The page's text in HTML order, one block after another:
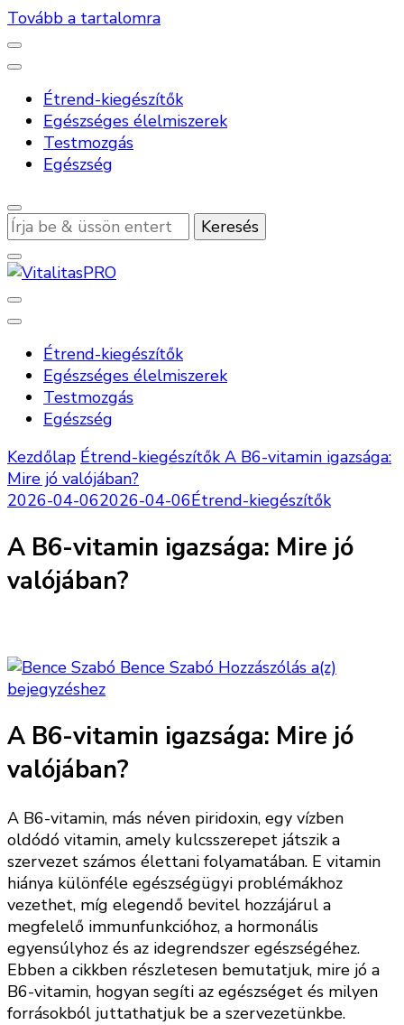
Tovább a tartalomra
Étrend-kiegészítők
Egészséges élelmiszerek
Testmozgás
Egészség
Keres
valamit?
VitalitasPRO
Étrend-kiegészítők
Egészséges élelmiszerek
Testmozgás
Egészség
Kezdőlap Étrend-kiegészítőkA B6-vitamin igazsága:
Mire jó valójában?
2026-04-062026-04-06Étrend-kiegészítők
A B6-vitamin igazsága: Mire jó
valójában?
Bence Szabó Hozzászólás a(z)
igazsága:
Mire
bejegyzéshez
A B6-vitamin igazsága: Mire jó
valójában?
A B6-vitamin, más néven piridoxin, egy vízben
oldódó vitamin, amely kulcsszerepet játszik a
szervezet számos élettani folyamatában. E vitamin
hiánya különféle egészségügyi problémákhoz
vezethet, míg elegendő bevitel hozzájárul a
megfelelő immunfunkcióhoz, a hormonális
egyensúlyhoz és az idegrendszer egészségéhez.
Ebben a cikkben részletesen bemutatjuk, mire jó a
B6-vitamin, hogyan segíti az egészséget és milyen
forrásokból juttathatjuk be a szervezetünkbe.